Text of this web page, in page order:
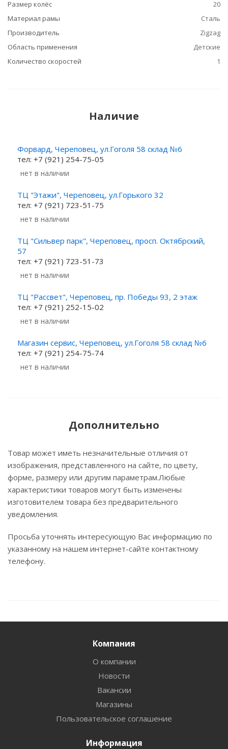
Размер колёс
20
Материал рамы
Сталь
Производитель
Zigzag
Область применения
Детские
Количество скоростей
1
Наличие
Форвард, Череповец, ул.Гоголя 58 склад №6
тел: +7 (921) 254-75-05
Нет в наличии
ТЦ "Этажи", Череповец, ул.Горького 32
тел: +7 (921) 723-51-75
Нет в наличии
ТЦ "Сильвер парк", Череповец, просп. Октябрский,
57
тел: +7 (921) 723-51-73
Нет в наличии
ТЦ "Рассвет", Череповец, пр. Победы 93, 2 этаж
тел: +7 (921) 252-15-02
Нет в наличии
Магазин сервис, Череповец, ул.Гоголя 58 склад №6
тел: +7 (921) 254-75-74
Нет в наличии
Дополнительно
Товар может иметь незначительные отличия от
изображения, представленного на сайте, по цвету,
форме, размеру или другим параметрам.Любые
характеристики товаров могут быть изменены
изготовителем товара без предварительного
уведомления.
Просьба уточнять интересующую Вас информацию по
указанному на нашем интернет-сайте контактному
телефону.
Компания
О компании
Новости
Вакансии
Магазины
Пользовательское соглашение
Информация